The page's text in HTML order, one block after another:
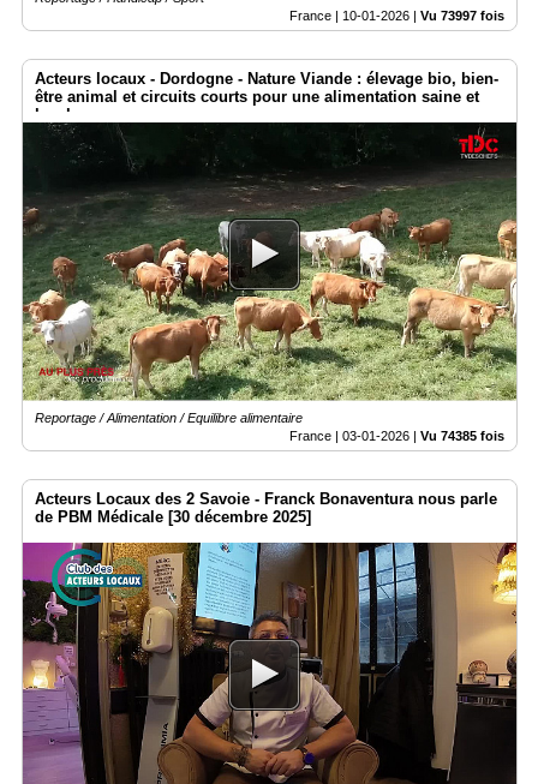
France | 10-01-2026 Vu 73997 fois
Acteurs locaux - Dordogne - Nature Viande : élevage bio, bien-
être animal et circuits courts pour une alimentation saine et
locale
Reportage / Alimentation / Equilibre alimentaire
France | 03-01-2026 | Vu 74385 fois
Acteurs Locaux des 2 Savoie - Franck Bonaventura nous parle
de PBM Médicale [30 décembre 2025]